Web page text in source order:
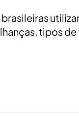
tipos